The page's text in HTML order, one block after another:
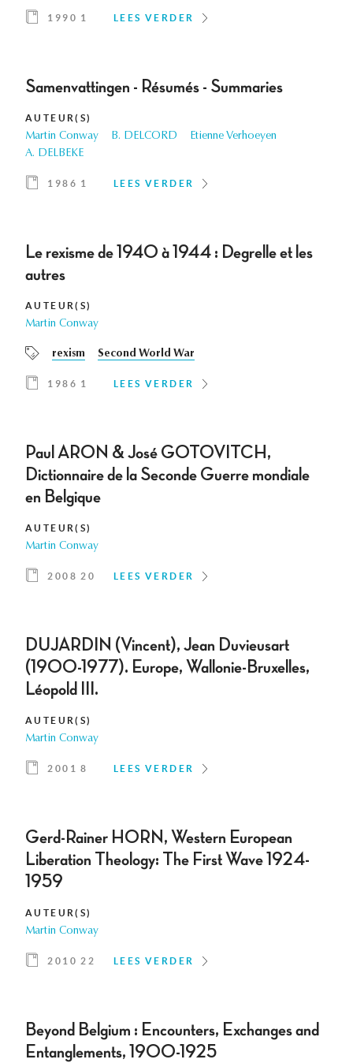
1990 1 LEES VERDER
Samenvattingen - Résumés - Summaries
AUTEUR(S)
Martin Conway B. DELCORD
Etienne Verhoeyen
A. DELBEKE
1986 1 LEES VERDER
Le rexisme de 1940 à 1944 : Degrelle et les
autres
AUTEUR(S)
Martin Conway
rexism Second World War
1986 1 LEES VERDER
Paul ARON & José GOTOVITCH,
Dictionnaire de la Seconde Guerre mondiale
en Belgique
AUTEUR(S)
Martin Conway
2008 20 LEES VERDER
DUJARDIN (Vincent), Jean Duvieusart
(1900-1977). Europe, Wallonie-Bruxelles,
Léopold III.
AUTEUR(S)
Martin Conway
2001 8 LEES VERDER
Gerd-Rainer HORN, Western European
Liberation Theology: The First Wave 1924-
1959
AUTEUR(S)
Martin Conway
2010 22 LEES VERDER
Beyond Belgium : Encounters, Exchanges and
Entanglements, 1900-1925